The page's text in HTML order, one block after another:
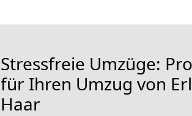
Stressfreie Umzüge:
für Ihren Umzug von
Haar